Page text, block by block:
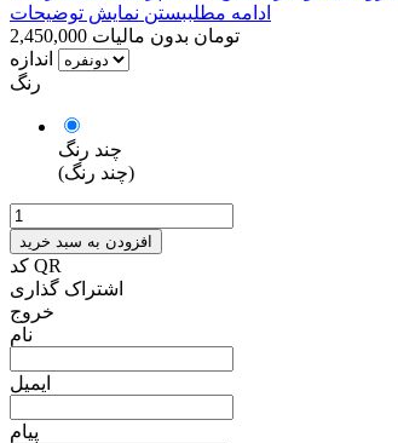
ادامه مطلببستن نمایش توضیحات
2,450,000 تومان بدون مالیات
اندازه
رنگ
چند رنگ
(چند رنگ)
افزودن به سبد خرید
کد QR
اشتراک گذاری
خروج
نام
ایمیل
پیام